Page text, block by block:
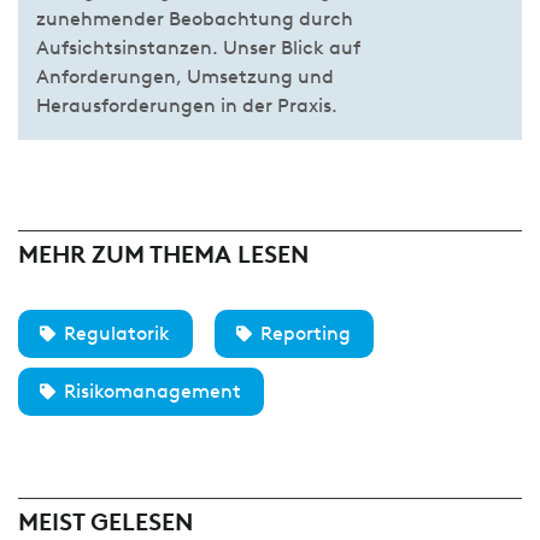
zunehmender Beobachtung durch
Aufsichtsinstanzen. Unser Blick auf
Anforderungen, Umsetzung und
Herausforderungen in der Praxis.
MEHR ZUM THEMA LESEN
Regulatorik Reporting
Risikomanagement
MEIST GELESEN